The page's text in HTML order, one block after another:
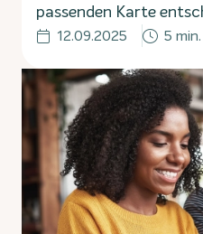
passenden Karte
12.09.2025 5 min.